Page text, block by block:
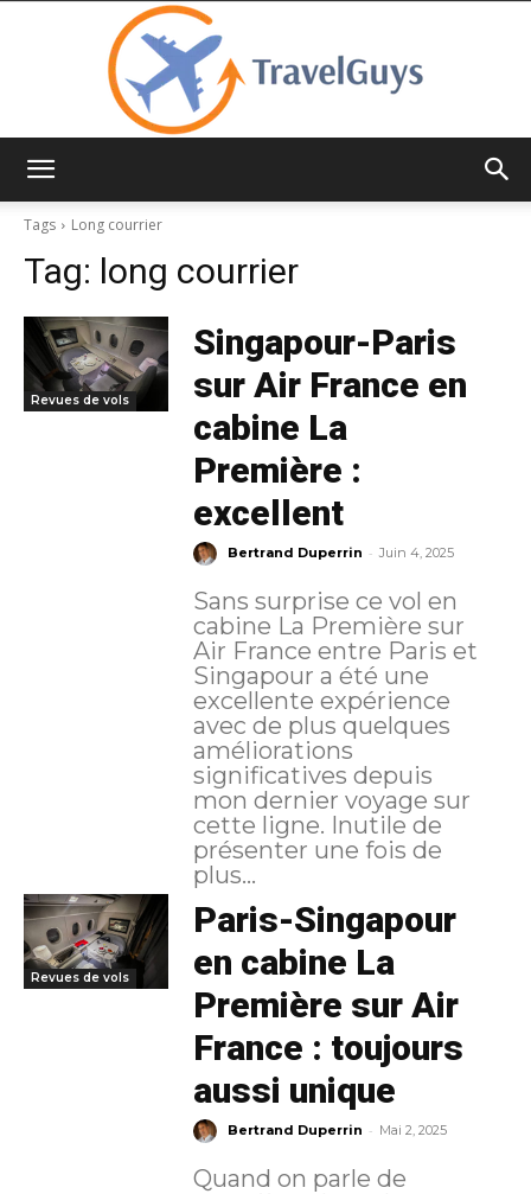
Tags
Long courrier
Tag: long courrier
Revues de vols
Singapour-Paris
sur Air France en
cabine La
Première :
excellent
Bertrand Duperrin - Juin 4, 2025
Sans surprise ce vol en
cabine La Première sur
Air France entre Paris et
Singapour a été une
excellente expérience
avec de plus quelques
améliorations
significatives depuis
mon dernier voyage sur
cette ligne. Inutile de
présenter une fois de
plus...
Revues de vols
Paris-Singapour
en cabine La
Première sur Air
France : toujours
aussi unique
Bertrand Duperrin - Mai 2, 2025
Quand on parle de